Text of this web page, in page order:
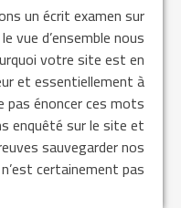
un écrit examen sur
vue d’ensemble nous
votre site est en
et essentiellement à
énoncer ces mots
enquêté sur le site et
sauvegarder nos
certainement pas […]